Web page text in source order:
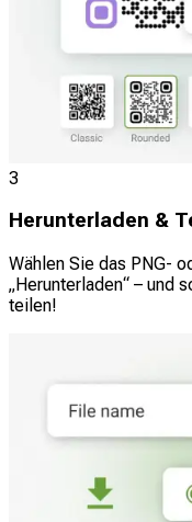
3
Herunterladen &
Wählen Sie das PNG-
„Herunterladen“ – und
teilen!